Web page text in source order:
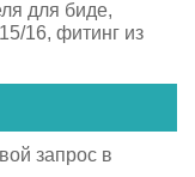
для биде,
16, фитинг из
запрос в